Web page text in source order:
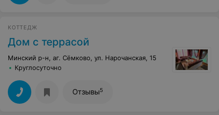
КОТТЕДЖ
Дом с террасой
Минский р-н, аг. Сёмково, ул. Нарочанская, 15
Круглосуточно
Отзывы5